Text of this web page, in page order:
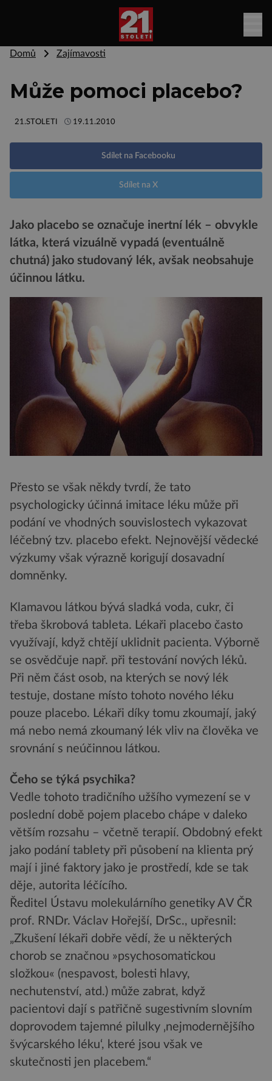
Domů Zajímavosti
Může pomoci placebo?
21.STOLETI 19.11.2010
Sdílet na Facebooku
Sdílet na X
Jako placebo se označuje inertní lék – obvykle
látka, která vizuálně vypadá (eventuálně
chutná) jako studovaný lék, avšak neobsahuje
účinnou látku.
Přesto se však někdy tvrdí, že tato
psychologicky účinná imitace léku může při
podání ve vhodných souvislostech vykazovat
léčebný tzv. placebo efekt. Nejnovější vědecké
výzkumy však výrazně korigují dosavadní
domněnky.
Klamavou látkou bývá sladká voda, cukr, či
třeba škrobová tableta. Lékaři placebo často
využívají, když chtějí uklidnit pacienta. Výborně
se osvědčuje např. při testování nových léků.
Při něm část osob, na kterých se nový lék
testuje, dostane místo tohoto nového léku
pouze placebo. Lékaři díky tomu zkoumají, jaký
má nebo nemá zkoumaný lék vliv na člověka ve
srovnání s neúčinnou látkou.
Čeho se týká psychika?
Vedle tohoto tradičního užšího vymezení se v
poslední době pojem placebo chápe v daleko
větším rozsahu – včetně terapií. Obdobný efekt
jako podání tablety při působení na klienta prý
mají i jiné faktory jako je prostředí, kde se tak
děje, autorita léčícího.
Ředitel Ústavu molekulárního genetiky AV ČR
prof. RNDr. Václav Hořejší, DrSc., upřesnil:
„Zkušení lékaři dobře vědí, že u některých
chorob se značnou »psychosomatickou
složkou« (nespavost, bolesti hlavy,
nechutenství, atd.) může zabrat, když
pacientovi dají s patřičně sugestivním slovním
doprovodem tajemné pilulky ‚nejmodernějšího
švýcarského léku‘, které jsou však ve
skutečnosti jen placebem.“